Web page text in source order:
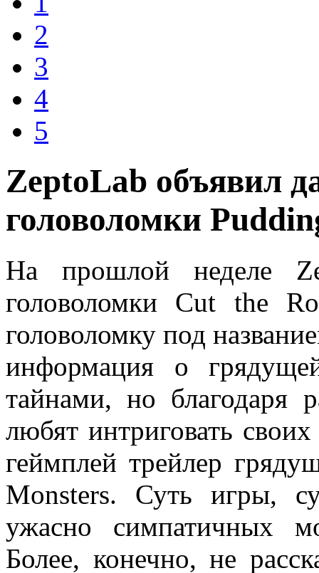
2
3
4
5
ZeptoLab объявил
головоломки
На прошлой неделе
головоломки Cut the
головоломку под
информация о
тайнами, но благодаря
любят интриговать
геймплей трейлер
Monsters. Суть игры,
ужасно симпатичных
Более, конечно, не